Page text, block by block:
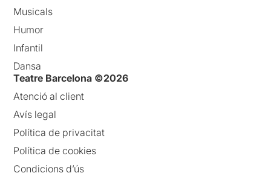
Musicals
Humor
Infantil
Dansa
Teatre Barcelona ©2026
Atenció al client
Avís legal
Política de privacitat
Política de cookies
Condicions d’ús